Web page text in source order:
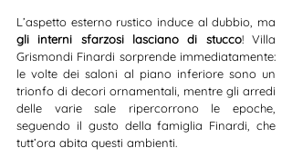
gli interni sfarzosi lasciano di stucco! Villa
Grismondi Finardi sorprende immediatamente:
le volte dei saloni al piano inferiore sono un
trionfo di decori ornamentali, mentre gli arredi
delle varie sale ripercorrono le epoche,
seguendo il gusto della famiglia Finardi, che
tutt’ora abita questi ambienti.